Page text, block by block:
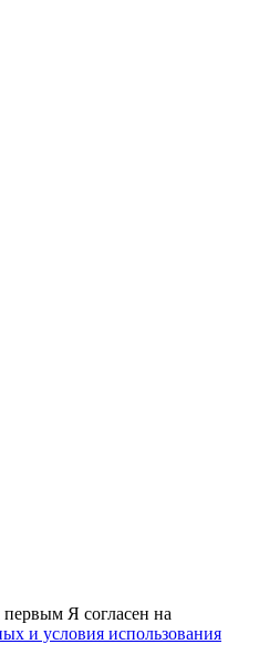
Я согласен на
и условия использования